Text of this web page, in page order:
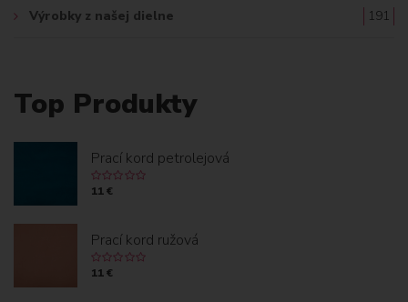
Výrobky z našej dielne 191
Top Produkty
Prací kord petrolejová
11 €
Prací kord ružová
11 €